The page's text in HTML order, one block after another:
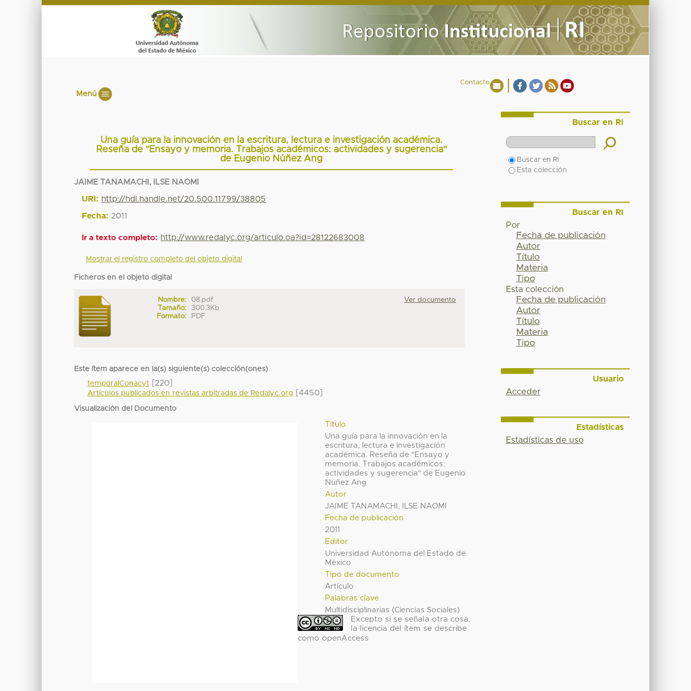
Contacto
Menú
Una guía para la innovación en la escritura, lectura e investigación académica.
Reseña de "Ensayo y memoria. Trabajos académicos: actividades y sugerencia"
de Eugenio Núñez Ang
JAIME TANAMACHI, ILSE NAOMI
URI: http://hdl.handle.net/20.500.11799/38805
Fecha: 2011
Ir a texto completo: http://www.redalyc.org/articulo.oa?id=28122683008
Mostrar el registro completo del objeto digital
Ficheros en el objeto digital
Nombre:
08.pdf
Tamaño:
300.3Kb
Formato:
PDF
Ver documento
Este ítem aparece en la(s) siguiente(s) colección(ones)
temporalConacyt [220]
Artículos publicados en revistas arbitradas de Redalyc.org [4450]
Visualización del Documento
Título
Una guía para la innovación en la
escritura, lectura e investigación
académica. Reseña de "Ensayo y
memoria. Trabajos académicos:
actividades y sugerencia" de Eugenio
Núñez Ang
Autor
JAIME TANAMACHI, ILSE NAOMI
Fecha de publicación
2011
Editor
Universidad Autónoma del Estado de
México
Tipo de documento
Artículo
Palabras clave
Multidisciplinarias (Ciencias Sociales)
Excepto si se señala otra cosa,
la licencia del ítem se describe
como openAccess
Buscar en RI
Buscar en RI
Esta colección
Buscar en RI
Por
Fecha de publicación
Autor
Título
Materia
Tipo
Esta colección
Fecha de publicación
Autor
Título
Materia
Tipo
Usuario
Acceder
Estadísticas
Estadísticas de uso